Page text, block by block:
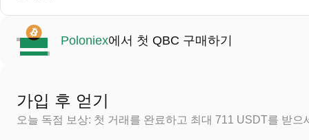
Poloniex에서 첫 QBC 구매하기
가입 후 얻기
오늘 독점 보상: 첫 거래를 완료하고 최대 711 USDT를 받으